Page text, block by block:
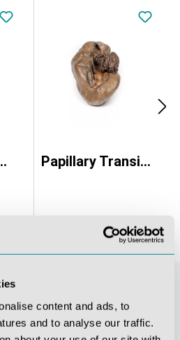
content and ads, to
and to analyse our traffic.
Kidney Papillary Transitional Cell Carcinoma of the Renal Pelvis